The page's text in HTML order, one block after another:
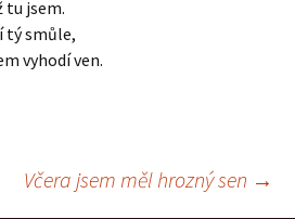
tu jsem.
tý smůle,
vyhodí ven.
Včera jsem měl hrozný sen →